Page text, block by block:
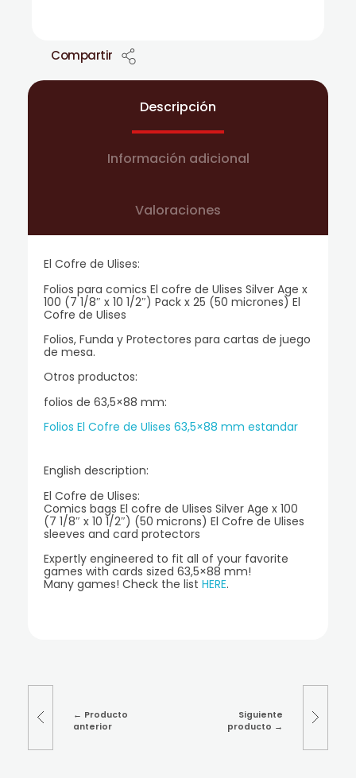
Compartir
Descripción
Información adicional
Valoraciones
El Cofre de Ulises:
Folios para comics El cofre de Ulises Silver Age x
100 (7 1/8″ x 10 1/2″) Pack x 25 (50 micrones) El
Cofre de Ulises
Folios, Funda y Protectores para cartas de juego
de mesa.
Otros productos:
folios de 63,5×88 mm:
Folios El Cofre de Ulises 63,5×88 mm estandar
English description:
El Cofre de Ulises:
Comics bags El cofre de Ulises Silver Age x 100
(7 1/8″ x 10 1/2″) (50 microns) El Cofre de Ulises
sleeves and card protectors
Expertly engineered to fit all of your favorite
games with cards sized 63,5×88 mm!
Many games! Check the list HERE.
Producto
anterior
Siguiente
producto